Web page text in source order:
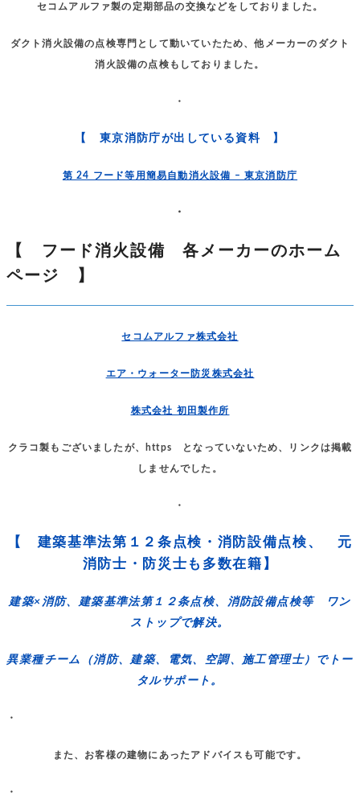
セコムアルファ製の定期部品の交換などをしておりました。
ダクト消火設備の点検専門として動いていたため、他メーカーのダクト
消火設備の点検もしておりました。
・
【 東京消防庁が出している資料 】
第 24 フード等用簡易自動消火設備 – 東京消防庁
・
【 フード消火設備 各メーカーのホーム
ページ 】
セコムアルファ株式会社
エア・ウォーター防災株式会社
株式会社 初田製作所
クラコ製もございましたが、https となっていないため、リンクは掲載
しませんでした。
・
【 建築基準法第１２条点検・消防設備点検、 元
消防士・防災士も多数在籍】
建築×消防、建築基準法第１２条点検、消防設備点検等 ワン
ストップで解決。
異業種チーム（消防、建築、電気、空調、施工管理士）でトー
タルサポート。
・
また、お客様の建物にあったアドバイスも可能です。
・